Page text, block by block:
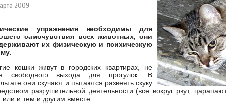
2009
упражнения необходимы для
самочувствия всех животных, они
их физическую и психическую
кошки живут в городских квартирах, не
свободного выхода для прогулок. В
они скучают и пытаются развеять скуку
разрушительной деятельности (все вокруг рвут,
или и тем и другим вместе.